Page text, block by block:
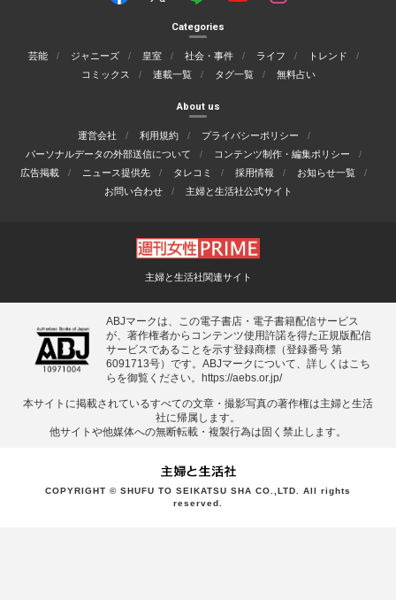
Categories
芸能 ジャニーズ 皇室 社会・事件 ライフ
トレンド
コミックス
連載一覧 タグ一覧 無料占い
About us
運営会社 利用規約
プライバシーポリシー
パーソナルデータの外部送信について
コンテンツ制作・編集ポリシー
広告掲載
ニュース提供先 タレコミ 採用情報
お知らせ一覧
お問い合わせ
主婦と生活社公式サイト
主婦と生活社関連サイト
ABJマークは、この電子書店・電子書籍配信サービス
が、著作権者からコンテンツ使用許諾を得た正規版配信
サービスであることを示す登録商標（登録番号 第
6091713号）です。ABJマークについて、詳しくはこち
らを御覧ください。
https://aebs.or.jp/
本サイトに掲載されているすべての⽂章・撮影写真の著作権は主婦と⽣活
社に帰属します。
他サイトや他媒体への無断転載・複製⾏為は固く禁⽌します。
COPYRIGHT © SHUFU TO SEIKATSU SHA CO.,LTD. All rights
reserved.